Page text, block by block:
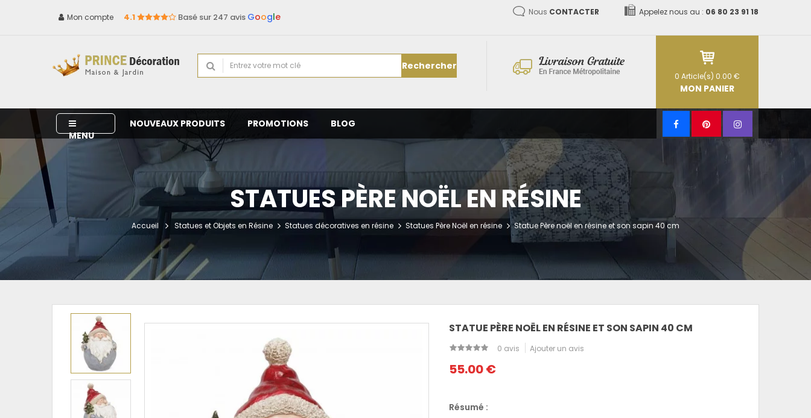
Mon compte 4.1 Basé sur 247 avis Google Nous CONTACTER Appelez nous au : 06 80 23 91 18
Rechercher
0 Article(s) 0.00 €
MON PANIER
MENU
NOUVEAUX PRODUITS PROMOTIONS BLOG
STATUES PÈRE NOËL EN RÉSINE
Accueil Statues et Objets en Résine Statues décoratives en résine Statues Père Noël en résine Statue Père noël en résine et son sapin 40 cm
STATUE PÈRE NOËL EN RÉSINE ET SON SAPIN 40 CM
0 avis Ajouter un avis
55.00 €
Résumé :